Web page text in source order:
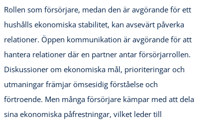
Rollen som försörjare, medan den är avgörande för ett
hushålls ekonomiska stabilitet, kan avsevärt påverka
relationer. Öppen kommunikation är avgörande för att
hantera relationer där en partner antar försörjarrollen.
Diskussioner om ekonomiska mål, prioriteringar och
utmaningar främjar ömsesidig förståelse och
förtroende. Men många försörjare kämpar med att dela
sina ekonomiska påfrestningar, vilket leder till